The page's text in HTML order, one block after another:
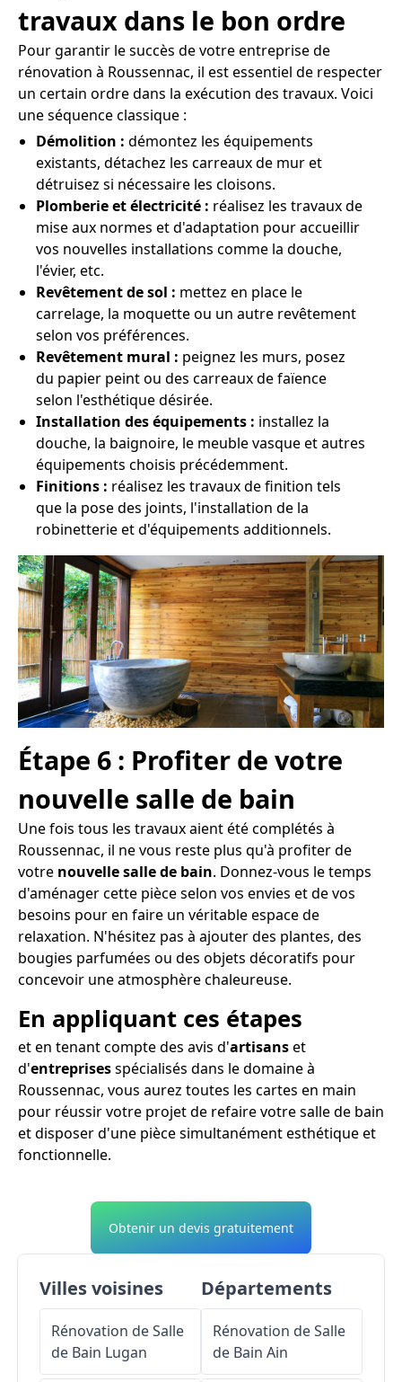
travaux dans le bon ordre
Pour garantir le succès de votre entreprise de
rénovation à Roussennac, il est essentiel de respecter
un certain ordre dans la exécution des travaux. Voici
une séquence classique :
Démolition : démontez les équipements
existants, détachez les carreaux de mur et
détruisez si nécessaire les cloisons.
Plomberie et électricité : réalisez les travaux de
mise aux normes et d'adaptation pour accueillir
vos nouvelles installations comme la douche,
l'évier, etc.
Revêtement de sol : mettez en place le
carrelage, la moquette ou un autre revêtement
selon vos préférences.
Revêtement mural : peignez les murs, posez
du papier peint ou des carreaux de faïence
selon l'esthétique désirée.
Installation des équipements : installez la
douche, la baignoire, le meuble vasque et autres
équipements choisis précédemment.
Finitions : réalisez les travaux de finition tels
que la pose des joints, l'installation de la
robinetterie et d'équipements additionnels.
Étape 6 : Profiter de votre
nouvelle salle de bain
Une fois tous les travaux aient été complétés à
Roussennac, il ne vous reste plus qu'à profiter de
votre nouvelle salle de bain. Donnez-vous le temps
d'aménager cette pièce selon vos envies et de vos
besoins pour en faire un véritable espace de
relaxation. N'hésitez pas à ajouter des plantes, des
bougies parfumées ou des objets décoratifs pour
concevoir une atmosphère chaleureuse.
En appliquant ces étapes
et en tenant compte des avis d'artisanset
d'entreprisesspécialisés dans le domaine à
Roussennac, vous aurez toutes les cartes en main
pour réussir votre projet de refaire votre salle de bain
et disposer d'une pièce simultanément esthétique et
fonctionnelle.
Obtenir un devis gratuitement
Villes voisines
Rénovation de Salle
de Bain Lugan
Départements
Rénovation de Salle
de Bain Ain